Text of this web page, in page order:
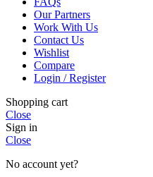
Our Partners
Work With Us
Contact Us
Wishlist
Compare
Login / Register
Shopping cart
Close
Sign in
Close
No account yet?